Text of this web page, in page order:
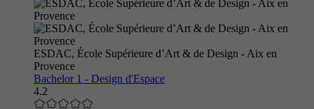
ESDAC, École Supérieure d’Art & de Design - Aix en
Provence
Bachelor 1 - Design d'Espace
4.2